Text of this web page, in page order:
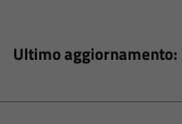
Ultimo aggiornamento: